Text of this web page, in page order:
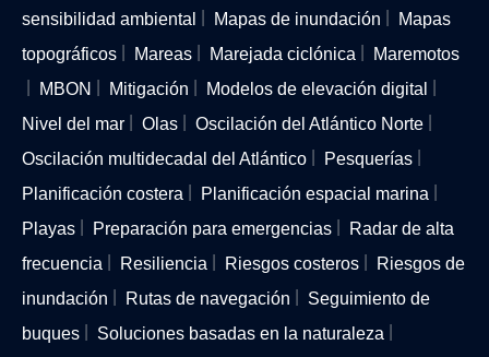
sensibilidad ambiental
Mapas de inundación
Mapas
topográficos
Mareas Marejada ciclónica
Maremotos
MBON
Mitigación
Modelos de elevación digital
Nivel del mar
Olas
Oscilación del Atlántico Norte
Oscilación multidecadal del Atlántico
Pesquerías
Planificación costera
Planificación espacial marina
Playas
Preparación para emergencias
Radar de alta
frecuencia
Resiliencia Riesgos costeros
Riesgos de
inundación
Rutas de navegación
Seguimiento de
buques
Soluciones basadas en la naturaleza